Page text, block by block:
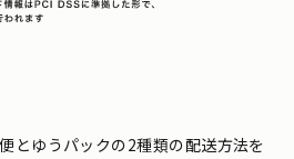
とゆうパックの2種類の配送方法を